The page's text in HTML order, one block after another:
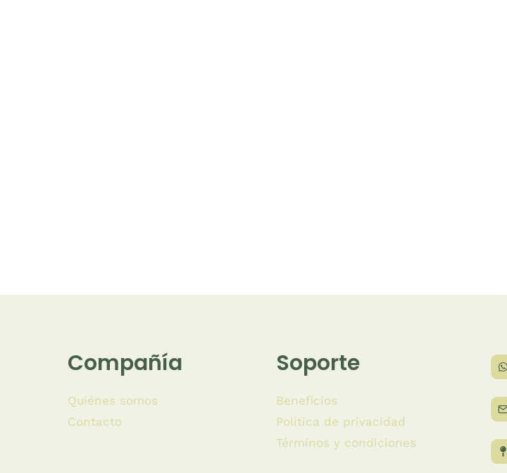
Compañía
Quiénes somos
Contacto
Soporte
Beneficios
Política de privacidad
Términos y condiciones